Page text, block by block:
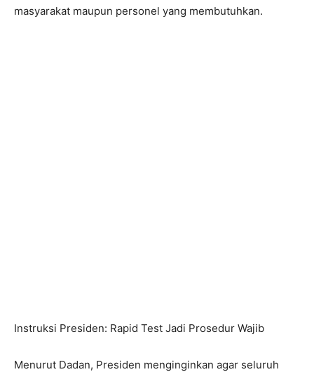
masyarakat maupun personel yang membutuhkan.
Instruksi Presiden: Rapid Test Jadi Prosedur Wajib
Menurut Dadan, Presiden menginginkan agar seluruh